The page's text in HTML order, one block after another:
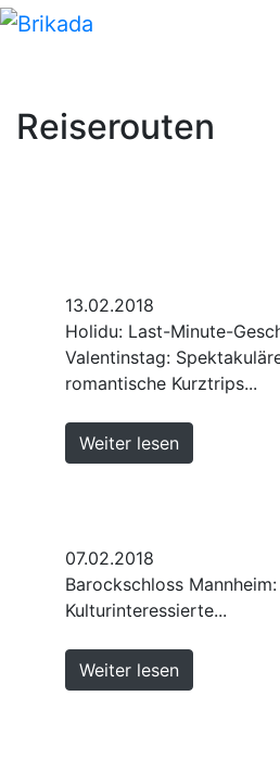
Reiserouten
13.02.2018
Holidu: Last-Minute-
Valentinstag:
romantische Kurztrips...
Weiter lesen
07.02.2018
Barockschloss
Kulturinteressierte...
Weiter lesen